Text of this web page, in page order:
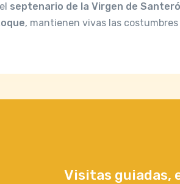
septenario de la Virgen de
, mantienen vivas las costumbres
Visitas guiadas,